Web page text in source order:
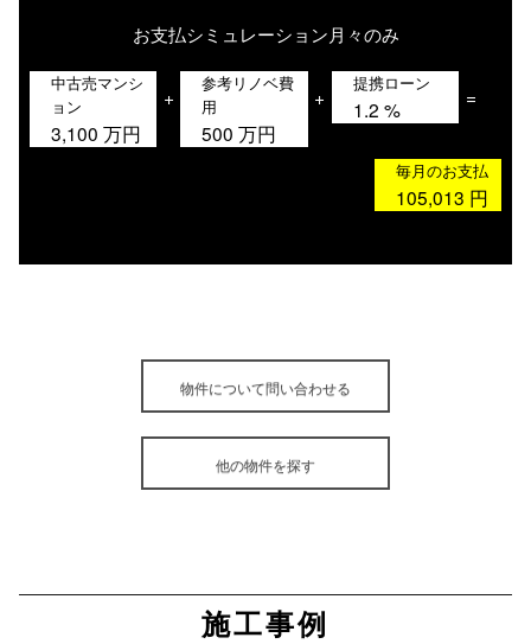
お支払シミュレーション月々のみ
中古売マンシ
ョン
3,100 万円
+
参考リノベ費
用
500 万円
+
提携ローン
1.2 % =
毎月のお支払
105,013 円
物件について問い合わせる
他の物件を探す
施工事例